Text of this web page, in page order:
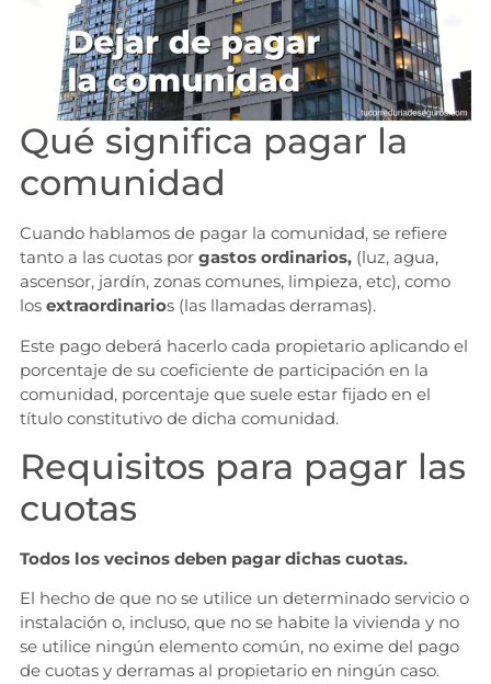
Qué significa pagar la
comunidad
Cuando hablamos de pagar la comunidad, se refiere
tanto a las cuotas por gastos ordinarios, (luz, agua,
ascensor, jardín, zonas comunes, limpieza, etc), como
los extraordinarios (las llamadas derramas).
Este pago deberá hacerlo cada propietario aplicando el
porcentaje de su coeficiente de participación en la
comunidad, porcentaje que suele estar fijado en el
título constitutivo de dicha comunidad.
Requisitos para pagar las
cuotas
Todos los vecinos deben pagar dichas cuotas.
El hecho de que no se utilice un determinado servicio o
instalación o, incluso, que no se habite la vivienda y no
se utilice ningún elemento común, no exime del pago
de cuotas y derramas al propietario en ningún caso.